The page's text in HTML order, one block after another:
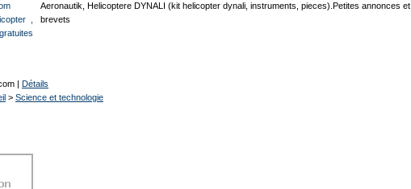
Aeronautik, Helicoptere DYNALI (kit helicopter dynali, instruments, pieces).Petites annonces et
brevets
| Détails
> Science et technologie